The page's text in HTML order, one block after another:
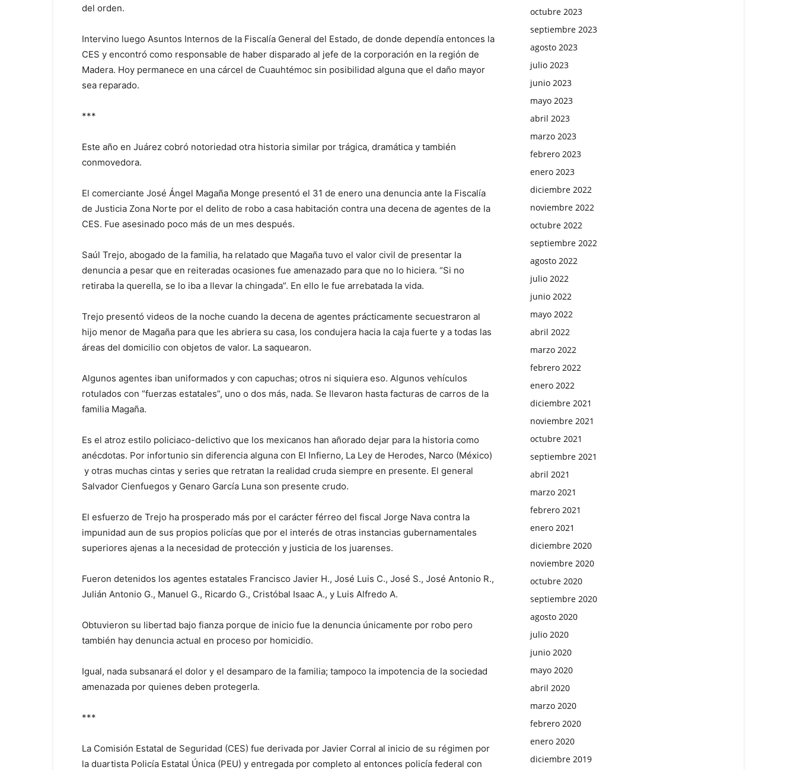
del orden.
Intervino luego Asuntos Internos de la Fiscalía General del Estado, de donde dependía entonces la
CES y encontró como responsable de haber disparado al jefe de la corporación en la región de
Madera. Hoy permanece en una cárcel de Cuauhtémoc sin posibilidad alguna que el daño mayor
sea reparado.
***
Este año en Juárez cobró notoriedad otra historia similar por trágica, dramática y también
conmovedora.
El comerciante José Ángel Magaña Monge presentó el 31 de enero una denuncia ante la Fiscalía
de Justicia Zona Norte por el delito de robo a casa habitación contra una decena de agentes de la
CES. Fue asesinado poco más de un mes después.
Saúl Trejo, abogado de la familia, ha relatado que Magaña tuvo el valor civil de presentar la
denuncia a pesar que en reiteradas ocasiones fue amenazado para que no lo hiciera. “Si no
retiraba la querella, se lo iba a llevar la chingada”. En ello le fue arrebatada la vida.
Trejo presentó videos de la noche cuando la decena de agentes prácticamente secuestraron al
hijo menor de Magaña para que les abriera su casa, los condujera hacia la caja fuerte y a todas las
áreas del domicilio con objetos de valor. La saquearon.
Algunos agentes iban uniformados y con capuchas; otros ni siquiera eso. Algunos vehículos
rotulados con “fuerzas estatales”, uno o dos más, nada. Se llevaron hasta facturas de carros de la
familia Magaña.
Es el atroz estilo policiaco-delictivo que los mexicanos han añorado dejar para la historia como
anécdotas. Por infortunio sin diferencia alguna con El Infierno, La Ley de Herodes, Narco (México)
y otras muchas cintas y series que retratan la realidad cruda siempre en presente. El general
Salvador Cienfuegos y Genaro García Luna son presente crudo.
El esfuerzo de Trejo ha prosperado más por el carácter férreo del fiscal Jorge Nava contra la
impunidad aun de sus propios policías que por el interés de otras instancias gubernamentales
superiores ajenas a la necesidad de protección y justicia de los juarenses.
Fueron detenidos los agentes estatales Francisco Javier H., José Luis C., José S., José Antonio R.,
Julián Antonio G., Manuel G., Ricardo G., Cristóbal Isaac A., y Luis Alfredo A.
Obtuvieron su libertad bajo fianza porque de inicio fue la denuncia únicamente por robo pero
también hay denuncia actual en proceso por homicidio.
Igual, nada subsanará el dolor y el desamparo de la familia; tampoco la impotencia de la sociedad
amenazada por quienes deben protegerla.
***
La Comisión Estatal de Seguridad (CES) fue derivada por Javier Corral al inicio de su régimen por
la duartista Policía Estatal Única (PEU) y entregada por completo al entonces policía federal con
octubre 2023
septiembre 2023
agosto 2023
julio 2023
junio 2023
mayo 2023
abril 2023
marzo 2023
febrero 2023
enero 2023
diciembre 2022
noviembre 2022
octubre 2022
septiembre 2022
agosto 2022
julio 2022
junio 2022
mayo 2022
abril 2022
marzo 2022
febrero 2022
enero 2022
diciembre 2021
noviembre 2021
octubre 2021
septiembre 2021
abril 2021
marzo 2021
febrero 2021
enero 2021
diciembre 2020
noviembre 2020
octubre 2020
septiembre 2020
agosto 2020
julio 2020
junio 2020
mayo 2020
abril 2020
marzo 2020
febrero 2020
enero 2020
diciembre 2019